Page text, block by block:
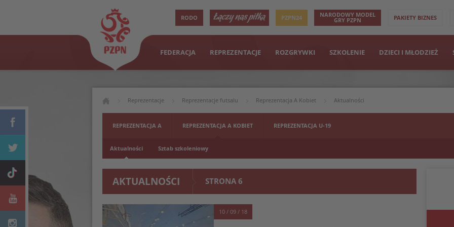
RODO PZPN24 NARODOWY MODEL
GRY PZPN PAKIETY BIZNES
FEDERACJA REPREZENTACJE ROZGRYWKI SZKOLENIE DZIECI I MŁODZIEŻ
Reprezentacje Reprezentacje futsalu Reprezentacja A Kobiet Aktualności
REPREZENTACJA A REPREZENTACJA A KOBIET REPREZENTACJA U-19
Aktualności Sztab szkoleniowy
AKTUALNOŚCI STRONA 6
10 / 09 / 18